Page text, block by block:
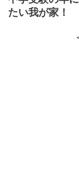
たい我が家！